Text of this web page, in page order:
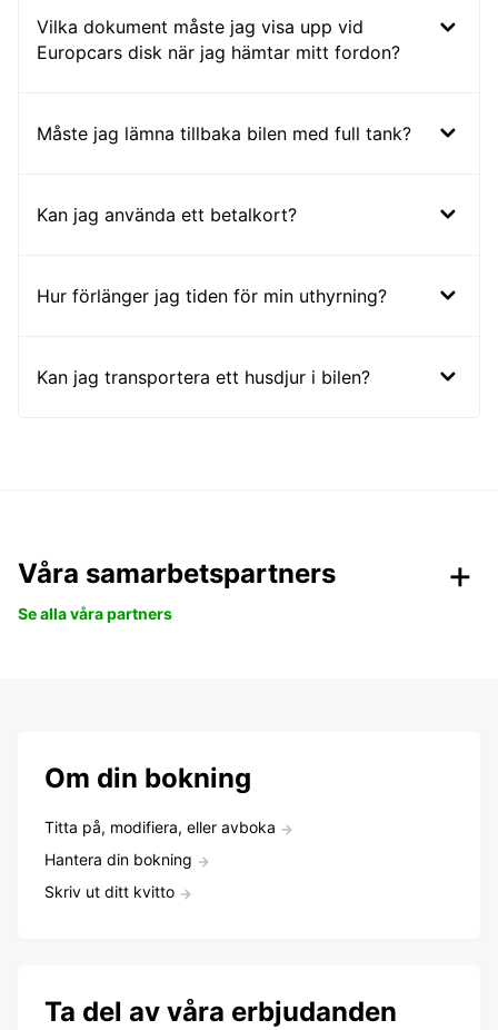
Vilka dokument måste jag visa upp vid
Europcars disk när jag hämtar mitt fordon?
Måste jag lämna tillbaka bilen med full tank?
Kan jag använda ett betalkort?
Hur förlänger jag tiden för min uthyrning?
Kan jag transportera ett husdjur i bilen?
Våra samarbetspartners
Se alla våra partners
Om din bokning
Titta på, modifiera, eller avboka
Hantera din bokning
Skriv ut ditt kvitto
Ta del av våra erbjudanden